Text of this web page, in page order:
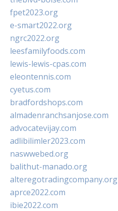
fpet2023.org
e-smart2022.org
ngrc2022.org
leesfamilyfoods.com
lewis-lewis-cpas.com
eleontennis.com
cyetus.com
bradfordshops.com
almadenranchsanjose.com
advocatevijay.com
adlibilimler2023.com
naswwebed.org
balithut-manado.org
alteregotradingcompany.org
aprce2022.com
ibie2022.com